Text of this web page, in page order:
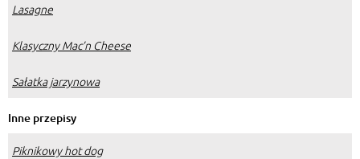
Lasagne
Klasyczny Mac’n Cheese
Sałatka jarzynowa
Inne przepisy
Piknikowy hot dog